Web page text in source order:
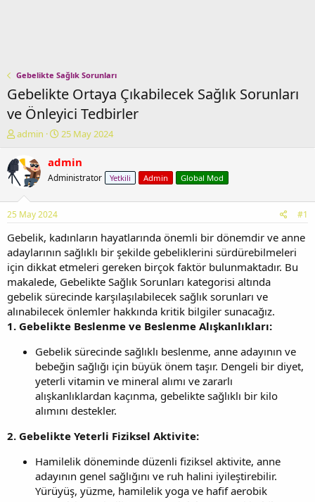
Gebelikte Sağlık Sorunları
Gebelikte Ortaya Çıkabilecek Sağlık Sorunları
ve Önleyici Tedbirler
K
n
u
y
b
a
ş
l
a
t
a
n
admin
B
ş
a
ç
a
r
i
h
i
25 May 2024
admin
Administrator Yetkili Admin Global Mod
25 May 2024 #1
Gebelik, kadınların hayatlarında önemli bir dönemdir ve anne
adaylarının sağlıklı bir şekilde gebeliklerini sürdürebilmeleri
için dikkat etmeleri gereken birçok faktör bulunmaktadır. Bu
makalede, Gebelikte Sağlık Sorunları kategorisi altında
gebelik sürecinde karşılaşılabilecek sağlık sorunları ve
alınabilecek önlemler hakkında kritik bilgiler sunacağız.
1. Gebelikte Beslenme ve Beslenme Alışkanlıkları:
Gebelik sürecinde sağlıklı beslenme, anne adayının ve
bebeğin sağlığı için büyük önem taşır. Dengeli bir diyet,
yeterli vitamin ve mineral alımı ve zararlı
alışkanlıklardan kaçınma, gebelikte sağlıklı bir kilo
alımını destekler.
2. Gebelikte Yeterli Fiziksel Aktivite:
Hamilelik döneminde düzenli fiziksel aktivite, anne
adayının genel sağlığını ve ruh halini iyileştirebilir.
Yürüyüş, yüzme, hamilelik yoga ve hafif aerobik